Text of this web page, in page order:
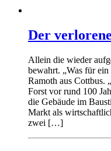
Der
Allein die wieder
bewahrt. „Was für
Ramoth aus Cottbus.
Forst vor rund 100
die Gebäude im
Markt als
zwei […]